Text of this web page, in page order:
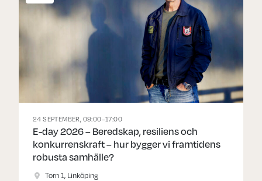
24 SEPTEMBER, 09:00–17:00
E-day 2026 – Beredskap, resiliens och
konkurrenskraft – hur bygger vi framtidens
robusta samhälle?
Torn 1, Linköping